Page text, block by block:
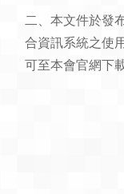
二、本文件於發
合資訊系統之使
可至本會官網下載